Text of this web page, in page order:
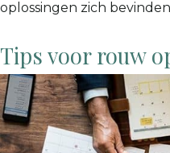
oplossingen zich
Tips voor rouw